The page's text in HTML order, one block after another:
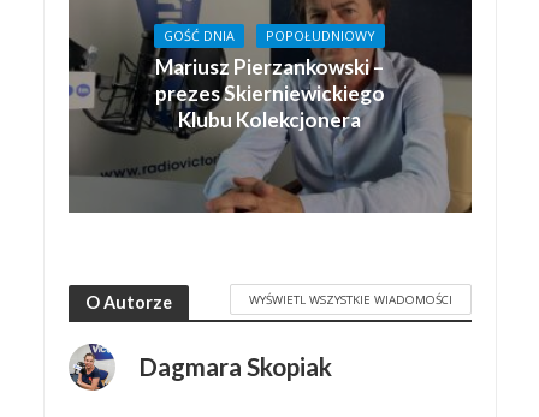
GOŚĆ DNIA POPOŁUDNIOWY
Mariusz Pierzankowski –
prezes Skierniewickiego
Klubu Kolekcjonera
O Autorze WYŚWIETL WSZYSTKIE WIADOMOŚCI
Dagmara Skopiak